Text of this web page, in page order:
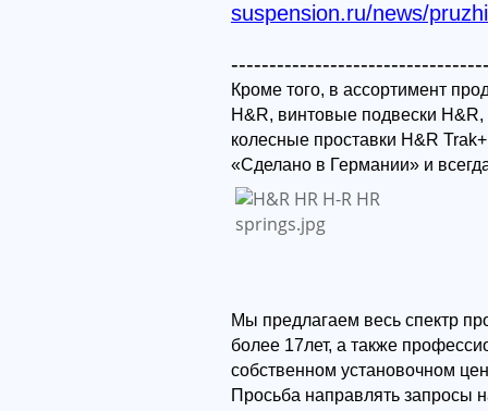
suspension.ru/news/
Кроме того, в ассортимент
H&R, винтовые подвески
колесные проставки H&R
«Сделано в Германии» и
Мы предлагаем весь спектр
более 17лет, а также
собственном установочном
Просьба направлять запросы